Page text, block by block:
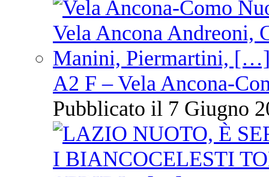
A2 F – Vela Ancona-
Pubblicato il 7 Giugno